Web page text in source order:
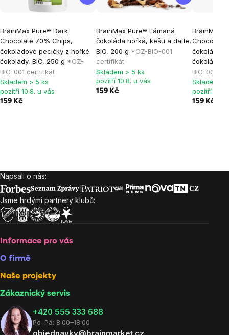
BrainMax Pure® Dark
Chocolate 70% Chips,
čokoládové pecičky z hořké
čokolády, BIO, 250 g *CZ-
BIO-001 certifikát
Skladem > 5 ks
pozítří 10.8. u vás
159 Kč
BrainMax Pure® Lámaná
čokoláda hořká, kešu a datle,
BIO, 200 g *CZ-BIO-001
certifikát
Skladem > 5 ks
pozítří 10.8. u vás
159 Kč
BrainMax
Chocolate
čokolády,
BIO-001
Skladem >
pozítří
159 Kč
Zápatí
Napsali o nás:
Jsme hrdými partnery klubů:
Informace pro vás
O firmě
Naše projekty
Zákaznický servis
‭+420 555 333 688
Po–Pá: 8:00–18:00